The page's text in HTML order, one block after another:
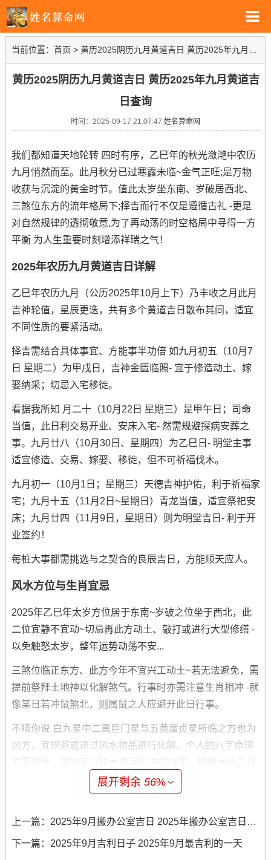
当前位置： 首页 > 黄历2025阴历九月黄道吉日 黄历2025年九月黄道吉日查询
黄历2025阴历九月黄道吉日 黄历2025年九月黄道吉
日查询
时间：2025-09-17 21:07:47 姓名算命网
我们都知道天地轮转 四时有序，乙巳年的秋光潋滟中农历
九月悄然而至。此月秋分已过寒露未临~金气正旺;是万物
收获与沉淀的黄金时节。值此太岁坐东南、岁破居西北、
三煞位东方的流年格局下;择吉而行不仅是遵循古礼 -更是
对自然规律的透彻敬意,为了再动荡的时空格局中寻得一方
平衡 为人生重要时刻增添祥瑞之气！
2025年农历九月黄道吉日详解
乙巳年农历九月（公历2025年10月上下）乃丰收之月此月
吉神轮值，星辰更迭，共有多个黄道吉日散布其间，适宜
不同性质的要紧活动。
择吉需结合具体事宜、方能事半功倍 如九月初五（10月7
日 星期二）为甲戌日，吉神金匮临照- 宜于修造动土、嫁
娶纳采；切忌入宅移徙。
看据我所知 月二十（10月22日 星期三）是甲午日；司命
当值，此日利交易开业、安床入宅- 然需规避探病安葬之
事。九月廿八（10月30日、星期四）为乙巳日- 明堂主事
适宜修造、交易、嫁娶、移徙，但不可祈福伐木。
九月初一（10月1日；星期三）天德吉神护佑，利于祈福家
宅；九月十五（11月2日~星期日）青龙当值，适宜祭祀安
床；九月廿四（11月9日，星期日）则为明堂吉日- 利于开
业签约！
每桩大事都需挑选与之契合的良辰吉日，方能顺天应人。
风水方位与生肖宜忌
2025年乙巳年太岁方位居于东南~岁破之位坐于西北，此
二位宜静不宜动~切忌再此方动土、敲打或进行大型修缮 -
以免触怒太岁，整年运势动荡不安...
三煞位临正东方、此方今年不宜兴工动土~若无法避免，需
提前祭拜土地神以化解煞气。行事时亦需注意生肖相冲 -就
像某日若冲鼠煞北，则属鼠之人应避开此日行事。
不瞒你说 白九星中二黑巨门星与五黄廉贞星所临之方也为
凶方，宜规避或通过风水物品进行化解。个人的八字命理
天德、月德等上吉之日；且需同新人生肖无冲煞，如九月
展开剩余56%
上一篇： 2025年9月搬办公室吉日 2025年搬办公室吉日一览表
下一篇： 2025年9月吉利日子 2025年9月最吉利的一天